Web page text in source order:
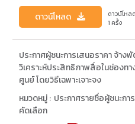
ดาวน์โหลด
ดาวน์โหลด
1 ครั้ง
ประกาศผู้ชนะการเสนอราคา จ้า
วิเคราะห์ประสิทธิภาพสื่อในช่องท
ศูนย์ โดยวิธีเฉพาะเจาะจง
หมวดหมู่ : ประกาศรายชื่อผู้ชนะกา
คัดเลือก